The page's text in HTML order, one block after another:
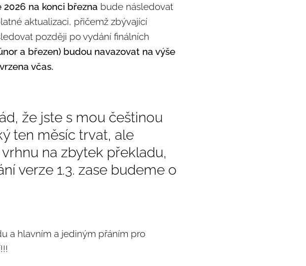
na konci března bude následovat
aktualizaci, přičemž zbývající
později po vydání finálních
a březen) budou navazovat na výše
včas.
že jste s mou češtinou
ten měsíc trvat, ale
na zbytek překladu,
verze 1.3. zase budeme o
a hlavním a jediným přáním pro